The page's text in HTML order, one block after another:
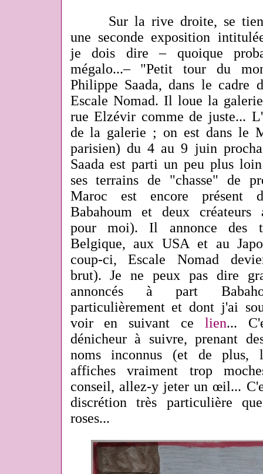
Sur la rive droite, se
une seconde exposition
je dois dire – quoique
mégalo...– "Petit tour du
Philippe Saada, dans le cadre
Escale Nomad. Il loue la
rue Elzévir comme de juste...
de la galerie ; on est dans le
parisien) du 4 au 9 juin
Saada est parti un peu plus
ses terrains de "chasse" de
Maroc est encore présent
Babahoum et deux créateurs
pour moi). Il annonce des
Belgique, aux USA et au
coup-ci, Escale Nomad
brut). Je ne peux pas dire
annoncés à part
particulièrement et dont j'ai
voir en suivant celien...
dénicheur à suivre, prenant
noms inconnus (et de plus,
affiches vraiment trop
conseil, allez-y jeter un œil...
discrétion très particulière
roses...